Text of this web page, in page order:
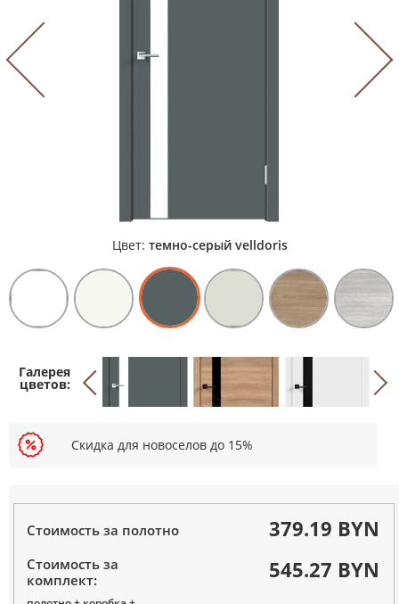
Цвет: темно-серый velldoris
Скидка для новоселов до 15%
Стоимость за полотно 379.19 BYN
Стоимость за
комплект:
545.27 BYN